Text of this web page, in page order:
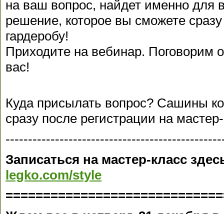
на ваш вопрос, найдет именно для
решение, которое вы сможете
гардеробу!
Приходите на вебинар. Поговорим
вас!
Куда присылать вопрос? Сашины
сразу после регистрации на
Записаться на мастер-класс
legko.com/style